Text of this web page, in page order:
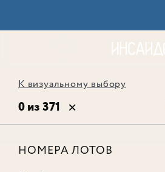
К визуальному выбору
0 из 371
НОМЕРА ЛОТОВ